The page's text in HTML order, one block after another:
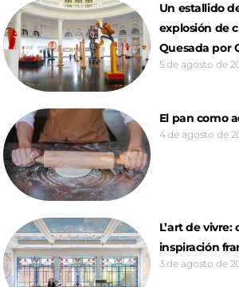
Un estallido
explosión de
Quesada por
5 de agosto de
El pan como
4 de agosto de
L’art de
inspiración
3 de agosto de